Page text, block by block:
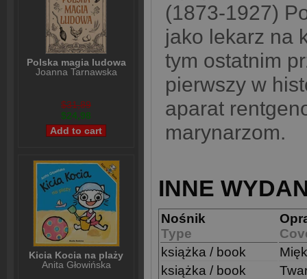
Polska magia ludowa
Joanna Tarnawska
$31,89
$24,98
Kicia Kocia na plaży
Anita Głowińska
(1873-1927)
jako lekarz na
tym ostatnim
pierwszy w
aparat
marynarzom.
INNE
Nośnik
Type
książka / book
książka / book